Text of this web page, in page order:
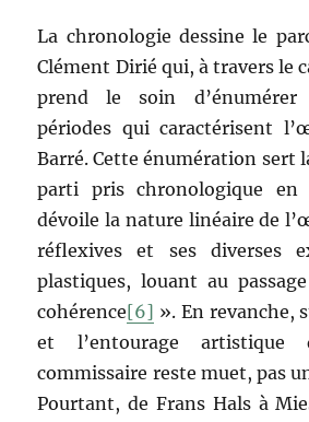
La chronologie dessine le
Clément Dirié qui, à travers le
prend le soin d’énumérer
périodes qui caractérisent
Barré. Cette énumération sert
parti pris chronologique en
dévoile la nature linéaire de
réflexives et ses diverses
plastiques, louant au
cohérence[6] ». En revanche,
et l’entourage
commissaire reste muet, pas
Pourtant, de Frans Hals à